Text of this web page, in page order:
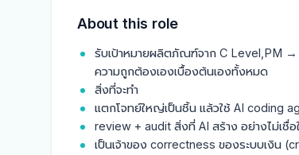
About this role
รับเป้าหมายผลิตภัณฑ์จาก C Level,PM
ความถูกต้องเองเบื้องต้นเองทั้งหมด
สิ่งที่จะทำ
แตกโจทย์ใหญ่เป็นชิ้น แล้วใช้ AI coding
review + audit สิ่งที่ AI สร้าง อย่างไม่เ
เป็นเจ้าของ correctness ของระบบเงิน